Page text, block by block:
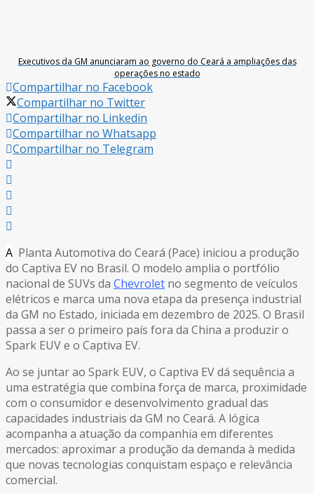
Executivos da GM anunciaram ao governo do Ceará a ampliações das
operações no estado
Compartilhar no Facebook
Compartilhar no Twitter
Compartilhar no Linkedin
Compartilhar no Whatsapp
Compartilhar no Telegram
A Planta Automotiva do Ceará (Pace) iniciou a produção
do Captiva EV no Brasil. O modelo amplia o portfólio
nacional de SUVs da Chevrolet no segmento de veículos
elétricos e marca uma nova etapa da presença industrial
da GM no Estado, iniciada em dezembro de 2025. O Brasil
passa a ser o primeiro país fora da China a produzir o
Spark EUV e o Captiva EV.
Ao se juntar ao Spark EUV, o Captiva EV dá sequência a
uma estratégia que combina força de marca, proximidade
com o consumidor e desenvolvimento gradual das
capacidades industriais da GM no Ceará. A lógica
acompanha a atuação da companhia em diferentes
mercados: aproximar a produção da demanda à medida
que novas tecnologias conquistam espaço e relevância
comercial.